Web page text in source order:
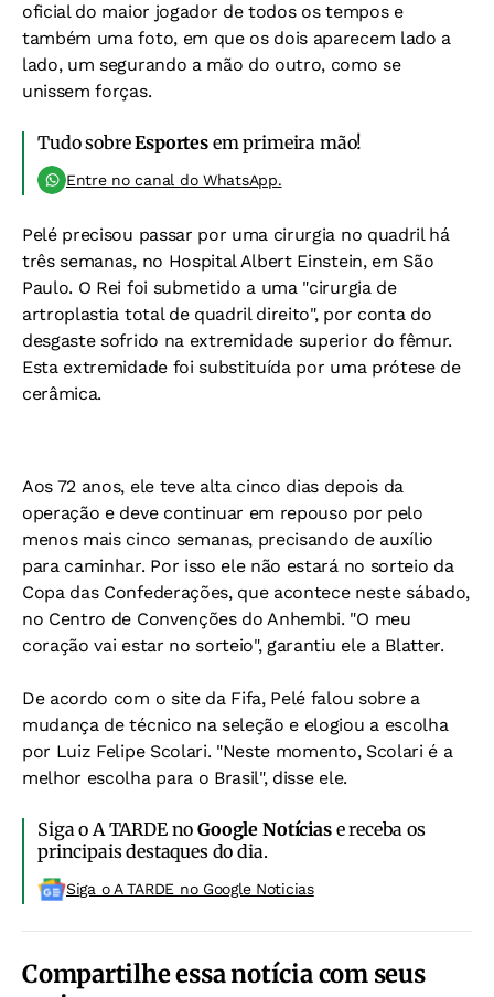
oficial do maior jogador de todos os tempos e
também uma foto, em que os dois aparecem lado a
lado, um segurando a mão do outro, como se
unissem forças.
Tudo sobreEsportesem primeira mão!
Entre no canal do WhatsApp.
Pelé precisou passar por uma cirurgia no quadril há
três semanas, no Hospital Albert Einstein, em São
Paulo. O Rei foi submetido a uma "cirurgia de
artroplastia total de quadril direito", por conta do
desgaste sofrido na extremidade superior do fêmur.
Esta extremidade foi substituída por uma prótese de
cerâmica.
Aos 72 anos, ele teve alta cinco dias depois da
operação e deve continuar em repouso por pelo
menos mais cinco semanas, precisando de auxílio
para caminhar. Por isso ele não estará no sorteio da
Copa das Confederações, que acontece neste sábado,
no Centro de Convenções do Anhembi. "O meu
coração vai estar no sorteio", garantiu ele a Blatter.
De acordo com o site da Fifa, Pelé falou sobre a
mudança de técnico na seleção e elogiou a escolha
por Luiz Felipe Scolari. "Neste momento, Scolari é a
melhor escolha para o Brasil", disse ele.
Siga o A TARDE noGoogle Notíciase receba os
principais destaques do dia.
Siga o A TARDE no Google Noticias
Compartilhe essa notícia com seus